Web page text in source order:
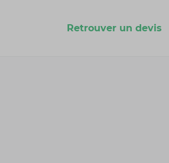
Retrouver un devis